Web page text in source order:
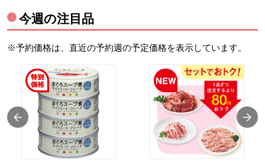
今週の注目品
※予約価格は、直近の予約週の予定価格を表示しています。